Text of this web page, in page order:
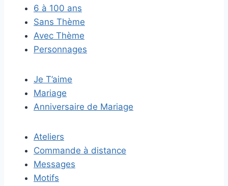
6 à 100 ans
Sans Thème
Avec Thème
Personnages
Je T’aime
Mariage
Anniversaire de Mariage
Ateliers
Commande à distance
Messages
Motifs